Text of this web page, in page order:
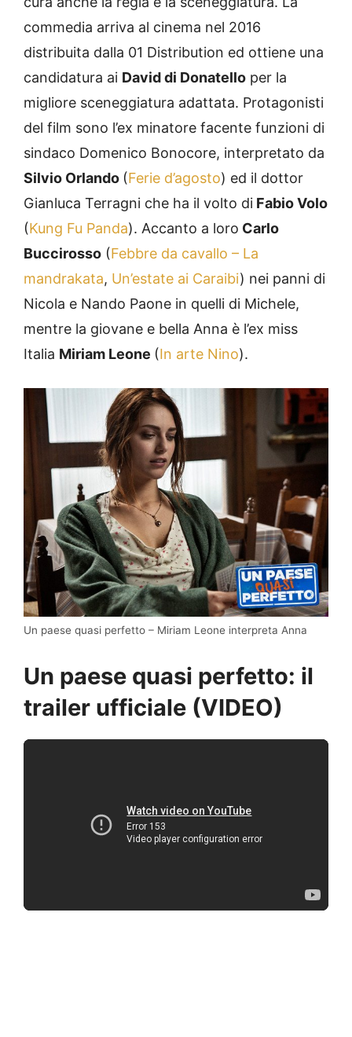
commedia arriva al cinema nel 2016
distribuita dalla 01 Distribution ed ottiene una
candidatura ai David di Donatello per la
migliore sceneggiatura adattata. Protagonisti
del film sono l’ex minatore facente funzioni di
sindaco Domenico Bonocore, interpretato da
Silvio Orlando (Ferie d’agosto) ed il dottor
Gianluca Terragni che ha il volto di Fabio Volo
(Kung Fu Panda). Accanto a loro Carlo
Buccirosso (Febbre da cavallo – La
mandrakata, Un’estate ai Caraibi) nei panni di
Nicola e Nando Paone in quelli di Michele,
mentre la giovane e bella Anna è l’ex miss
Italia Miriam Leone (In arte Nino).
Un paese quasi perfetto – Miriam Leone interpreta Anna
Un paese quasi perfetto: il
trailer ufficiale (VIDEO)